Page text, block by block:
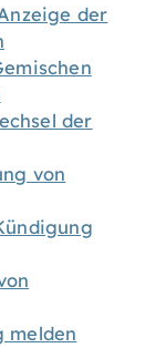
der
der
von
melden